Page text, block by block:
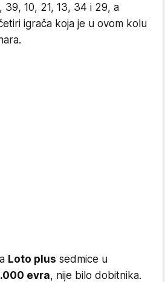
39, 10, 21, 13, 34 i 29, a
igrača koja je u ovom kolu
Loto plus sedmice u
evra, nije bilo dobitnika.